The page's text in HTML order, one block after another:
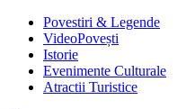
Povestiri & Legende
VideoPovești
Istorie
Evenimente Culturale
Atractii Turistice